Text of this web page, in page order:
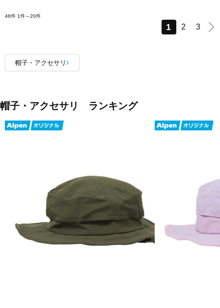
48件 1件～20件
1 2 3
帽子・アクセサリ
帽子・アクセサリ ランキング